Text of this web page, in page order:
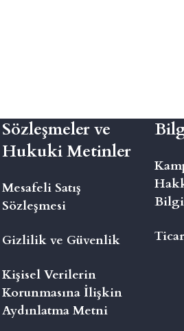
Sözleşmeler ve
Hukuki Metinler
Mesafeli Satış
Sözleşmesi
Gizlilik ve Güvenlik
Kişisel Verilerin
Korunmasına İlişkin
Aydınlatma Metni